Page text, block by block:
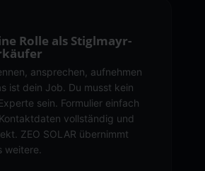
Rolle als Stiglmayr-
ansprechen, aufnehmen
ist dein Job. Du musst kein
sein. Formulier einfach
vollständig und
ZEO SOLAR übernimmt
weitere.